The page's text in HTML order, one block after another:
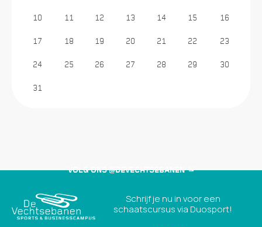
10 11 12 13 14 15 16
17 18 19 20 21 22 23
24 25 26 27 28 29 30
31
VOLG ONS @DEVECHTSEBANEN
Schrijf je nu in voor een
schaatscursus via Duosport!